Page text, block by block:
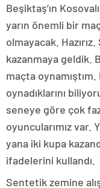
Beşiktaş’ın
yarın önemli bir
olmayacak.
kazanmaya geldik.
maçta
oynadıklarını
seneye göre çok
oyuncularımız var.
yana iki kupa
ifadelerini kullandı.
Sentetik zemine